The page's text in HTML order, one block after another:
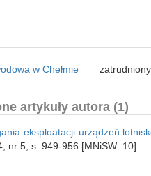
w Chełmie
artykuły autora (1)
eksploatacji urządzeń
nr 5, s. 949-956 [MNiSW: 10]